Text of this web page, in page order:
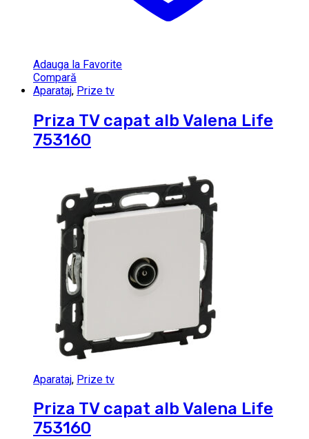
Adauga la Favorite
Compară
Aparataj, Prize tv
Priza TV capat alb Valena Life
753160
Aparataj, Prize tv
Priza TV capat alb Valena Life
753160